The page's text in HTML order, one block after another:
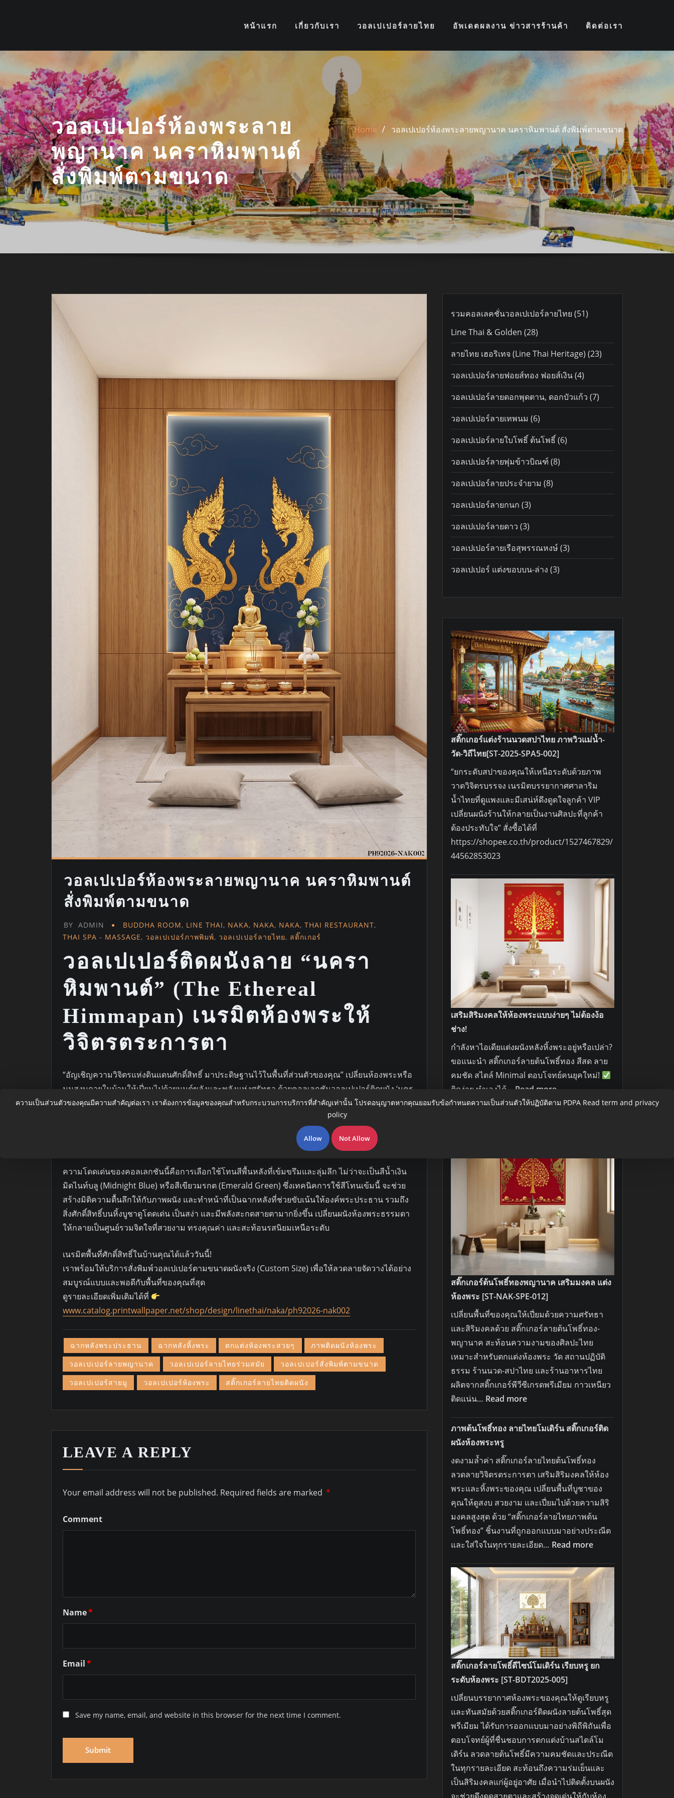
ความเป็นส่วนตัวของคุณมีความสำคัญต่อเรา เราต้องการข้อมูลของคุณสำหรับกระบวนการบริการที่สำคัญเท่านั้น โปรดอนุญาตหากคุณยอมรับข้อกำหนดความเป็นส่วนตัวให้ปฏิบัติตาม PDPA Read term and privacy
policy
Allow Not Allow
หน้าแรก เกี่ยวกับเรา วอลเปเปอร์ลายไทย อัพเดตผลงาน ข่าวสารร้านค้า ติดต่อเรา
วอลเปเปอร์ห้องพระลาย
พญานาค นคราหิมพานต์
สั่งพิมพ์ตามขนาด
Home วอลเปเปอร์ห้องพระลายพญานาค นคราหิมพานต์ สั่งพิมพ์ตามขนาด
วอลเปเปอร์ห้องพระลายพญานาค นคราหิมพานต์
สั่งพิมพ์ตามขนาด
BY ADMIN BUDDHA ROOM, LINE THAI, NAKA, NAKA, NAKA,THAI RESTAURANT,
THAI SPA - MASSAGE, วอลเปเปอร์ภาพพิมพ์, วอลเปเปอร์ลายไทย, สติ๊กเกอร์
วอลเปเปอร์ติดผนังลาย “นครา
หิมพานต์” (The Ethereal
Himmapan) เนรมิตห้องพระให้
วิจิตรตระการตา
“อัญเชิญความวิจิตรแห่งดินแดนศักดิ์สิทธิ์ มาประดิษฐานไว้ในพื้นที่ส่วนตัวของคุณ” เปลี่ยนห้องพระหรือ
มุมสงบภายในบ้านให้เปี่ยมไปด้วยมนต์ขลังและพลังแห่งศรัทธา ด้วยคอลเลกชันวอลเปเปอร์ติดผนัง ‘นคร
าหิมพานต์’ (The Ethereal Himmapan) ผลงานศิลปะที่ผสมผสานความเชื่อและงานดีไซน์ร่วมสมัยเข้า
ไว้ด้วยกันอย่างลงตัว ถ่ายทอดความน่าเกรงขามขององค์พญานาคและเหล่าทวยเทพผู้พิทักษ์ศาสนา ผ่าน
ลายเส้นที่ละมุนละไม ล่องลอยเด่นชัดอยู่ท่ามกลางหมู่เมฆเหนือจินตนาการ มอบบรรยากาศที่ทั้งสง่างาม
ความโดดเด่นของคอลเลกชันนี้คือการเลือกใช้โทนสีพื้นหลังที่เข้มขรึมและลุ่มลึก ไม่ว่าจะเป็นสีน้ำเงิน
มิดไนท์บลู (Midnight Blue) หรือสีเขียวมรกต (Emerald Green) ซึ่งเทคนิคการใช้สีโทนเข้มนี้ จะช่วย
สร้างมิติความตื้นลึกให้กับภาพผนัง และทำหน้าที่เป็นฉากหลังที่ช่วยขับเน้นให้องค์พระประธาน รวมถึง
สิ่งศักดิ์สิทธิ์บนหิ้งบูชาดูโดดเด่น เป็นสง่า และมีพลังสะกดสายตามากยิ่งขึ้น เปลี่ยนผนังห้องพระธรรมดา
ให้กลายเป็นศูนย์รวมจิตใจที่สวยงาม ทรงคุณค่า และสะท้อนรสนิยมเหนือระดับ
เนรมิตพื้นที่ศักดิ์สิทธิ์ในบ้านคุณได้แล้ววันนี้!
เราพร้อมให้บริการสั่งพิมพ์วอลเปเปอร์ตามขนาดผนังจริง (Custom Size) เพื่อให้ลวดลายจัดวางได้อย่าง
สมบูรณ์แบบและพอดีกับพื้นที่ของคุณที่สุด
ดูรายละเอียดเพิ่มเติมได้ที่
www.catalog.printwallpaper.net/shop/design/linethai/naka/ph92026-nak002
ฉากหลังพระประธาน ฉากหลังหิ้งพระ ตกแต่งห้องพระสวยๆ
ภาพติดผนังห้องพระ
วอลเปเปอร์ลายพญานาค
วอลเปเปอร์ลายไทยร่วมสมัย
วอลเปเปอร์สั่งพิมพ์ตามขนาด
วอลเปเปอร์สายมู
วอลเปเปอร์ห้องพระ สติ๊กเกอร์ลายไทยติดผนัง
LEAVE A REPLY
Your email address will not be published. Required fields are marked *
Comment
Name*
Email*
Save my name, email, and website in this browser for the next time I comment.
รวมคอลเลคชั่นวอลเปเปอร์ลายไทย 5151
Line Thai & Golden 2828
products
ลายไทย เฮอริเทจ (Line Thai Heritage) 2323
products
วอลเปเปอร์ลายฟอยส์ทอง ฟอยส์เงิน 44
products
วอลเปเปอร์ลายดอกพุดตาน, ดอกบัวแก้ว 77
products
วอลเปเปอร์ลายเทพนม 66
products
วอลเปเปอร์ลายใบโพธิ์ ต้นโพธิ์ 66
products
วอลเปเปอร์ลายพุ่มข้าวบิณฑ์ 88
products
วอลเปเปอร์ลายประจำยาม 88
products
วอลเปเปอร์ลายกนก 33
products
วอลเปเปอร์ลายดาว 33
products
วอลเปเปอร์ลายเรือสุพรรณหงษ์ 33
products
วอลเปเปอร์ แต่งขอบบน-ล่าง 33
สติ๊กเกอร์แต่งร้านนวดสปาไทย ภาพวิวแม่น้ำ-
วัด-วิถีไทย[ST-2025-SPA5-002]
“ยกระดับสปาของคุณให้เหนือระดับด้วยภาพ
วาดวิจิตรบรรจง เนรมิตบรรยากาศศาลาริม
น้ำไทยที่ดูแพงและมีเสน่ห์ดึงดูดใจลูกค้า VIP
เปลี่ยนผนังร้านให้กลายเป็นงานศิลปะที่ลูกค้า
ต้องประทับใจ” สั่งซื้อได้ที่
https://shopee.co.th/product/1527467829/
44562853023
เสริมสิริมงคลให้ห้องพระแบบง่ายๆ ไม่ต้องง้อ
ช่าง!
กำลังหาไอเดียแต่งผนังหลังหิ้งพระอยู่หรือเปล่า?
ขอแนะนำ สติ๊กเกอร์ลายต้นโพธิ์ทอง สีสด ลาย
คมชัด สไตล์ Minimal ตอบโจทย์คนยุคใหม่!
ติดง่าย ทำเองได้… Read more:
เสริม
ห้อง
พระ
แบบ
ง่ายๆ
ไม่
ต้อง
ช่าง!
สติ๊กเกอร์ต้นโพธิ์ทองพญานาค เสริมมงคล แต่ง
ห้องพระ [ST-NAK-SPE-012]
เปลี่ยนพื้นที่ของคุณให้เปี่ยมด้วยความศรัทธา
และสิริมงคลด้วย สติ๊กเกอร์ลายต้นโพธิ์ทอง-
พญานาค สะท้อนความงามของศิลปะไทย
เหมาะสำหรับตกแต่งห้องพระ วัด สถานปฏิบัติ
ธรรม ร้านนวด-สปาไทย และร้านอาหารไทย
ผลิตจากสติ๊กเกอร์พีวีซีเกรดพรีเมียม กาวเหนียว
ติดแน่น… Read more:
ต้น
พญานาค
มงคล
ห้อง
[ST-
SPE-
012]
ภาพต้นโพธิ์ทอง ลายไทยโมเดิร์น สติ๊กเกอร์ติด
ผนังห้องพระหรู
งดงามล้ำค่า สติ๊กเกอร์ลายไทยต้นโพธิ์ทอง
ลวดลายวิจิตรตระการตา เสริมสิริมงคลให้ห้อง
พระและหิ้งพระของคุณ เปลี่ยนพื้นที่บูชาของ
คุณให้ดูสงบ สวยงาม และเปี่ยมไปด้วยความสิริ
มงคลสูงสุด ด้วย “สติ๊กเกอร์ลายไทยภาพต้น
โพธิ์ทอง” ชิ้นงานที่ถูกออกแบบมาอย่างประณีต
และใส่ใจในทุกรายละเอียด… Read more:
ต้น
โพธิ์ทอง
ไทย
เดิร์น
สติ๊กเกอร์
ติด
ห้อง
พระ
หรู
สติ๊กเกอร์ลายโพธิ์ดีไซน์โมเดิร์น เรียบหรู ยก
ระดับห้องพระ [ST-BDT2025-005]
เปลี่ยนบรรยากาศห้องพระของคุณให้ดูเรียบหรู
และทันสมัยด้วยสติ๊กเกอร์ติดผนังลายต้นโพธิ์สุด
พรีเมียม ได้รับการออกแบบมาอย่างพิถีพิถันเพื่อ
ตอบโจทย์ผู้ที่ชื่นชอบการตกแต่งบ้านสไตล์โม
เดิร์น ลวดลายต้นโพธิ์มีความคมชัดและประณีต
ในทุกรายละเอียด สะท้อนถึงความร่มเย็นและ
เป็นสิริมงคลแก่ผู้อยู่อาศัย เมื่อนำไปติดตั้งบนผนัง